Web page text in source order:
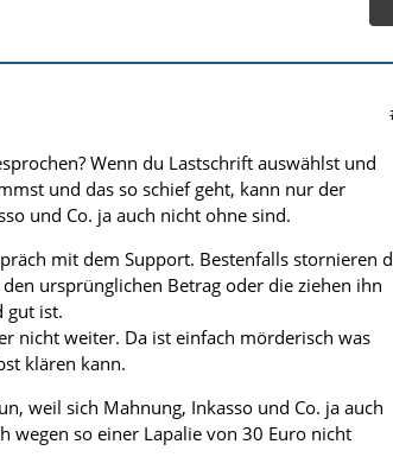
Wenn du Lastschrift auswählst und
und das so schief geht, kann nur der
und Co. ja auch nicht ohne sind.
mit dem Support. Bestenfalls stornieren
ursprünglichen Betrag oder die ziehen ihn
gut ist.
nicht weiter. Da ist einfach mörderisch was
klären kann.
weil sich Mahnung, Inkasso und Co. ja auch
wegen so einer Lapalie von 30 Euro nicht